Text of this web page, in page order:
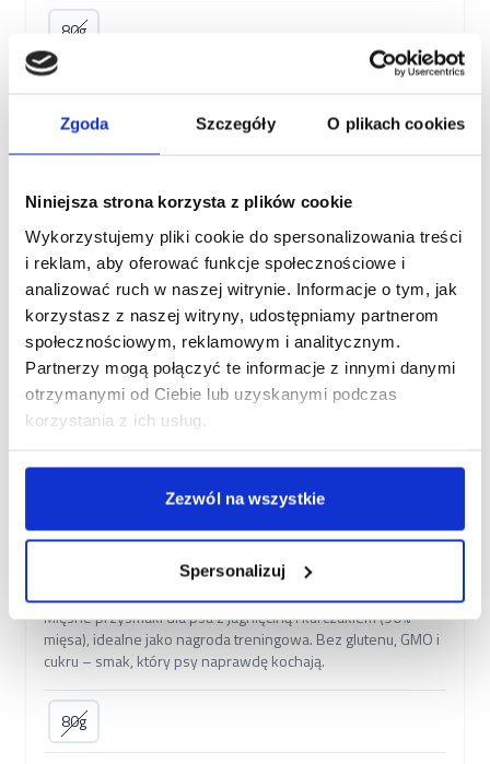
Zgoda Szczegóły O plikach cookies
Niniejsza strona korzysta z plików cookie
Wykorzystujemy pliki cookie do spersonalizowania treści
i reklam, aby oferować funkcje społecznościowe i
analizować ruch w naszej witrynie. Informacje o tym, jak
korzystasz z naszej witryny, udostępniamy partnerom
społecznościowym, reklamowym i analitycznym.
Partnerzy mogą połączyć te informacje z innymi danymi
otrzymanymi od Ciebie lub uzyskanymi podczas
korzystania z ich usług.
Zezwól na wszystkie
Spersonalizuj
przekąska dla psa.
80g
LET’S BITE Mięsne przysmaki z jagnięciny i
data, pełna wartość! Nie marnuj, oszczędzaj i chroń
planetę.
Mięsne przysmaki dla psa z jagnięciną i kurczakiem (90%
mięsa), idealne jako nagroda treningowa. Bez glutenu, GMO i
cukru – smak, który psy naprawdę kochają.
80g
OUTLET